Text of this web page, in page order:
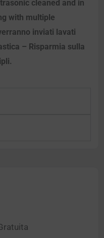
cleaned and in
with multiple
inviati lavati
– Risparmia sulla